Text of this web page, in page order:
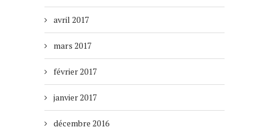
avril 2017
mars 2017
février 2017
janvier 2017
décembre 2016